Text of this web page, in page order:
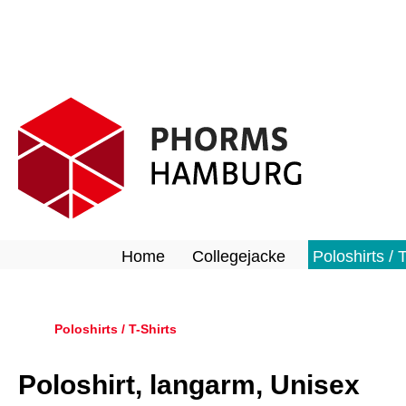
Home Collegejacke Poloshirts /
Poloshirts / T-Shirts
Poloshirt, langarm, Unisex